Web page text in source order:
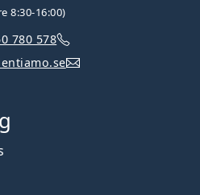
8:30-16:00)
780 578